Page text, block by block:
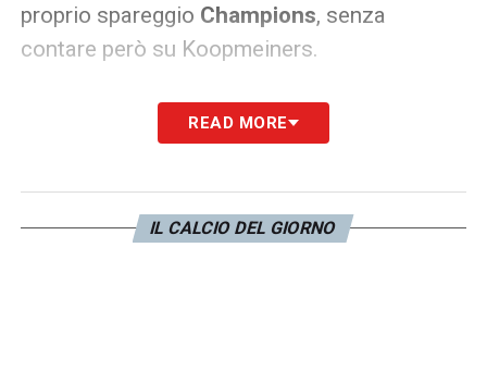
proprio spareggio Champions, senza
contare però su Koopmeiners.
L’olandese è rimasto a Torino frenato
ancora dall’infiammazione al tendine
riportato dal Corriere dello Sport l’ex
READ MORE
IL CALCIO DEL GIORNO